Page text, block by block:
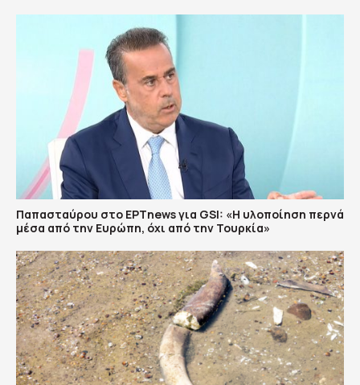
Παπασταύρου στο ΕΡΤnews για GSI: «Η υλοποίηση περνά
μέσα από την Ευρώπη, όχι από την Τουρκία»